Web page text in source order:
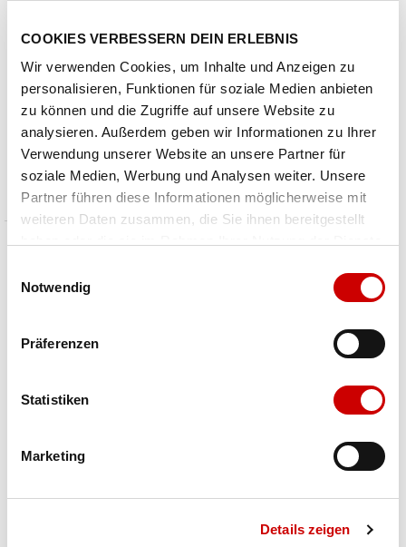
COOKIES VERBESSERN DEIN ERLEBNIS
Wir verwenden Cookies, um Inhalte und Anzeigen zu
personalisieren, Funktionen für soziale Medien anbieten
zu können und die Zugriffe auf unsere Website zu
analysieren. Außerdem geben wir Informationen zu Ihrer
Verwendung unserer Website an unsere Partner für
soziale Medien, Werbung und Analysen weiter. Unsere
Partner führen diese Informationen möglicherweise mit
weiteren Daten zusammen, die Sie ihnen bereitgestellt
Notwendig
Präferenzen
Statistiken
Marketing
Details zeigen
Gabor
63.370
CHF 75.00
Preis reduziert von
statt CHF 150.00An
Lloyd
15-016 Domino
CHF 129.00
Preis reduziert von
statt CHF 169.90An
Lloyd
Preis reduziert von
statt CHF 149.90An